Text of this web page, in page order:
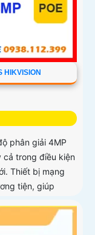
HIKVISION
phân giải 4MP
cả trong điều kiện
Thiết bị mạng
tiện, giúp